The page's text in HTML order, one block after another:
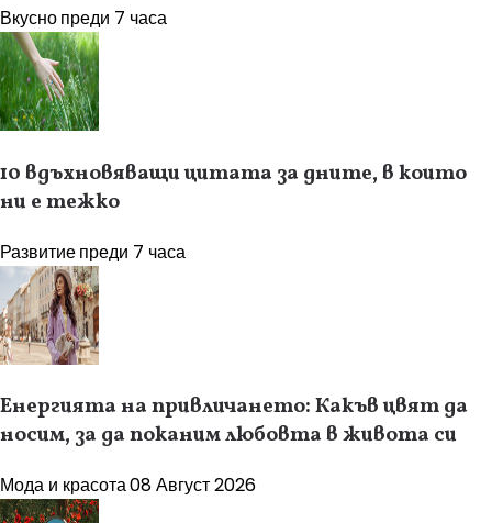
Вкуснопреди 7 часа
10 вдъхновяващи цитата за дните, в които
ни е тежко
Развитиепреди 7 часа
Енергията на привличането: Какъв цвят да
носим, за да поканим любовта в живота си
Мода и красота08 Август 2026